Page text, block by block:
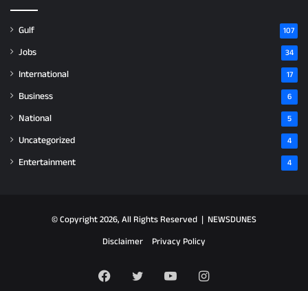
Gulf 107
Jobs 34
International 17
Business 6
National 5
Uncategorized 4
Entertainment 4
© Copyright 2026, All Rights Reserved | NEWSDUNES
Disclaimer
Privacy Policy
FacebookTwitterYouTubeInstagram